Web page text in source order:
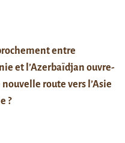
entre
et l’Azerbaïdjan ouvre-
route vers l’Asie
?